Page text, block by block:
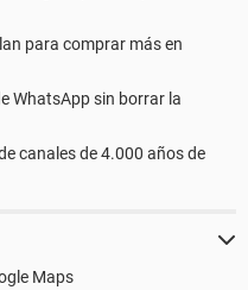
para comprar más en
WhatsApp sin borrar la
canales de 4.000 años de
Maps